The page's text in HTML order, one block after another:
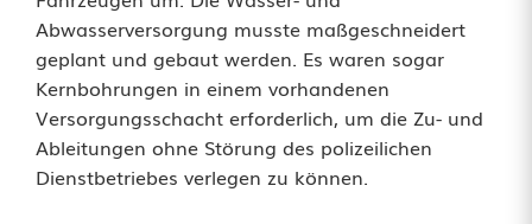
i
n
g
e
Abwasserversorgung musste maßgeschneidert
geplant und gebaut werden. Es waren sogar
Kernbohrungen in einem vorhandenen
Versorgungsschacht erforderlich, um die Zu- und
Ableitungen ohne Störung des polizeilichen
Dienstbetriebes verlegen zu können.